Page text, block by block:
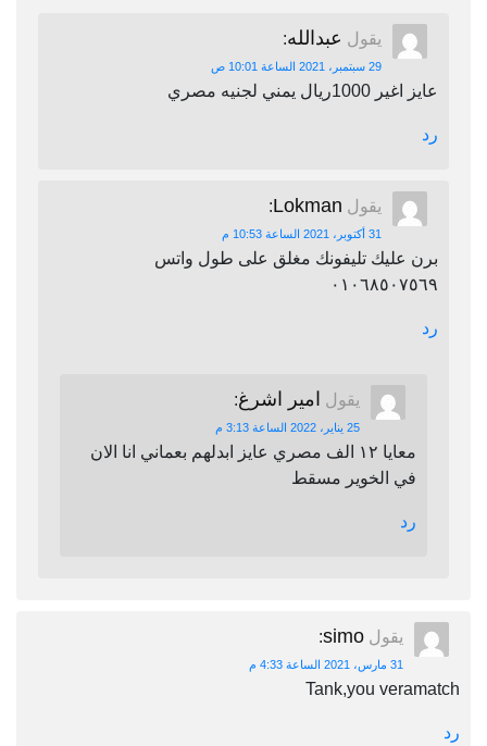
يقول عبدالله:
29 سبتمبر، 2021 الساعة 10:01 ص
عايز اغير 1000ريال يمني لجنيه مصري
رد
يقول Lokman
:
31 أكتوبر، 2021 الساعة 10:53 م
برن عليك تليفونك مغلق على طول واتس
٠١٠٦٨٥٠٧٥٦٩
رد
يقول امير اشرغ:
25 يناير، 2022 الساعة 3:13 م
معايا ١٢ الف مصري عايز ابدلهم بعماني انا الان
في الخوير مسقط
رد
يقول simo
:
31 مارس، 2021 الساعة 4:33 م
Tank,you veramatch
رد